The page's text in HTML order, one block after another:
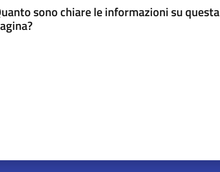
sono chiare le informazioni su questa